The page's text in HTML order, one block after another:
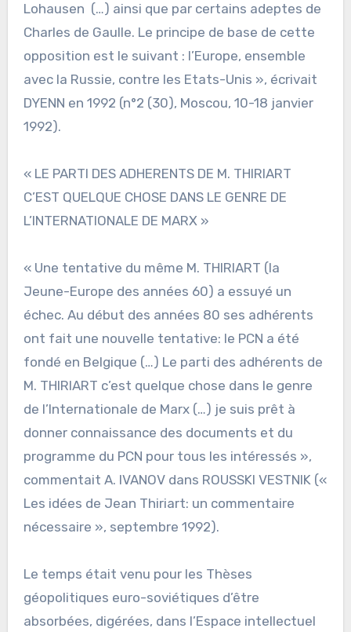
Lohausen (…) ainsi que par certains adeptes de
Charles de Gaulle. Le principe de base de cette
opposition est le suivant : l’Europe, ensemble
avec la Russie, contre les Etats-Unis », écrivait
DYENN en 1992 (n°2 (30), Moscou, 10-18 janvier
1992).
« LE PARTI DES ADHERENTS DE M. THIRIART
C’EST QUELQUE CHOSE DANS LE GENRE DE
L’INTERNATIONALE DE MARX »
« Une tentative du même M. THIRIART (la
Jeune-Europe des années 60) a essuyé un
échec. Au début des années 80 ses adhérents
ont fait une nouvelle tentative: le PCN a été
fondé en Belgique (…) Le parti des adhérents de
M. THIRIART c’est quelque chose dans le genre
de l’Internationale de Marx (…) je suis prêt à
donner connaissance des documents et du
programme du PCN pour tous les intéressés »,
commentait A. IVANOV dans ROUSSKI VESTNIK («
Les idées de Jean Thiriart: un commentaire
nécessaire », septembre 1992).
Le temps était venu pour les Thèses
géopolitiques euro-soviétiques d’être
absorbées, digérées, dans l’Espace intellectuel